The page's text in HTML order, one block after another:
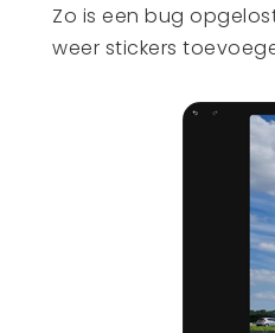
Zo is een bug
weer stickers